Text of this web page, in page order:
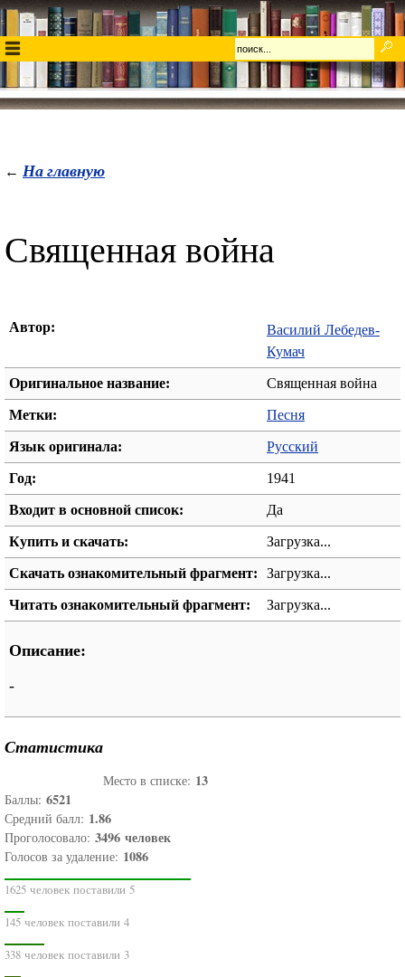
← На главную
Священная война
Автор:
Василий Лебедев-
Кумач
Оригинальное название: Священная война
Метки: Песня
Язык оригинала: Русский
Год: 1941
Входит в основной список: Да
Купить и скачать: Загрузка...
Скачать ознакомительный фрагмент: Загрузка...
Читать ознакомительный фрагмент: Загрузка...
Описание:
-
Статистика
Место в списке: 13
Баллы: 6521
Средний балл: 1.86
Проголосовало: 3496 человек
Голосов за удаление: 1086
1625 человек поставили 5
145 человек поставили 4
338 человек поставили 3